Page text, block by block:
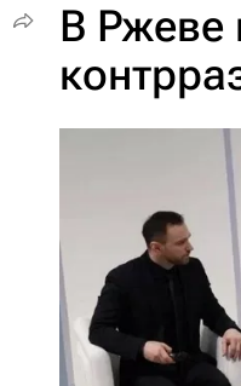
В Ржеве